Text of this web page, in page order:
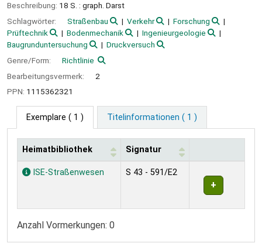
Beschreibung: 18 S. : graph. Darst
Schlagwörter:
Straßenbau Verkehr
Forschung
Prüftechnik
Bodenmechanik
Ingenieurgeologie
Baugrunduntersuchung
Druckversuch
Genre/Form:
Richtlinie
Bearbeitungsvermerk:
2
PPN: 1115362321
Exemplare ( 1 ) Titelinformationen ( 1 )
Exemplare
Heimatbibliothek Signatur
ISE-Straßenwesen S 43 - 591/E2
Anzahl Vormerkungen: 0